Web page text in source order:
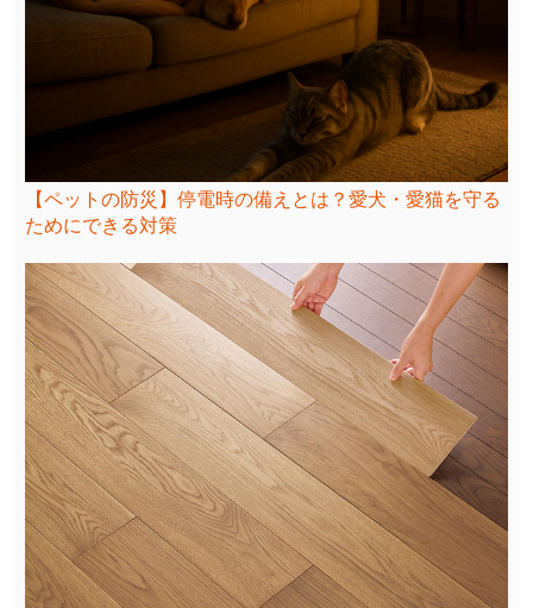
【ペットの防災】停電時の備えとは？愛犬・愛猫を守る
ためにできる対策